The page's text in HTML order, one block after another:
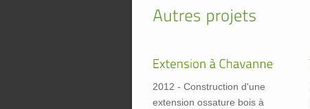
2012 - Construction d'une
extension ossature bois à